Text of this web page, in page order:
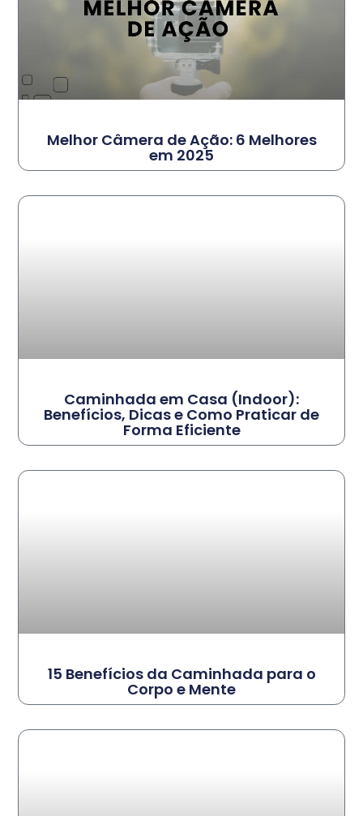
Melhor Câmera de Ação: 6 Melhores
em 2025
Caminhada em Casa (Indoor):
Benefícios, Dicas e Como Praticar de
Forma Eficiente
15 Benefícios da Caminhada para o
Corpo e Mente